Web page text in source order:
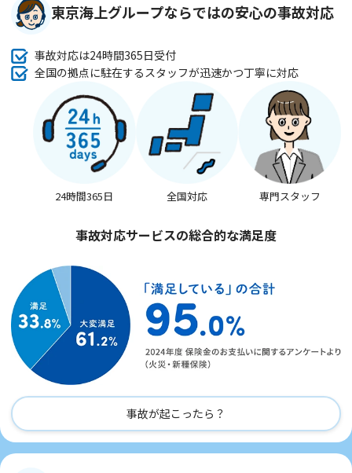
東京海上グループならではの安心の事故対応
事故対応は24時間365日受付
全国の拠点に駐在するスタッフが迅速かつ丁寧に対応
24時間365日 全国対応 専門スタッフ
事故対応サービスの総合的な満足度
事故が起こったら？